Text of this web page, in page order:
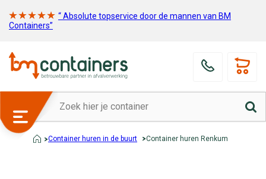
“ Absolute topservice door de mannen van BM
Containers”
Container huren in de buurt Container huren Renkum